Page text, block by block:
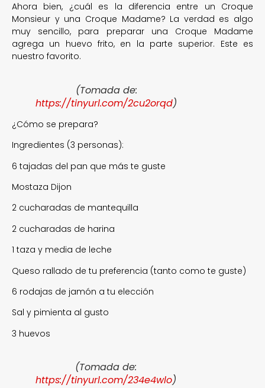
Ahora bien, ¿cuál es la diferencia entre un Croque
Monsieur y una Croque Madame? La verdad es algo
muy sencillo, para preparar una Croque Madame
agrega un huevo frito, en la parte superior. Este es
nuestro favorito.
(Tomada de:
https://tinyurl.com/2cu2orqd)
¿Cómo se prepara?
Ingredientes (3 personas):
6 tajadas del pan que más te guste
Mostaza Dijon
2 cucharadas de mantequilla
2 cucharadas de harina
1 taza y media de leche
Queso rallado de tu preferencia (tanto como te guste)
6 rodajas de jamón a tu elección
Sal y pimienta al gusto
3 huevos
(Tomada de:
https://tinyurl.com/234e4wlo)